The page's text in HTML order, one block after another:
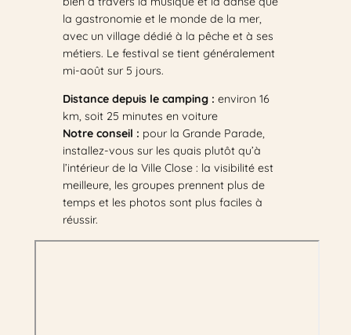
la gastronomie et le monde de la mer,
avec un village dédié à la pêche et à ses
métiers. Le festival se tient généralement
mi-août sur 5 jours.
Distance depuis le camping : environ 16
km, soit 25 minutes en voiture
Notre conseil : pour la Grande Parade,
installez-vous sur les quais plutôt qu’à
l’intérieur de la Ville Close : la visibilité est
meilleure, les groupes prennent plus de
temps et les photos sont plus faciles à
réussir.